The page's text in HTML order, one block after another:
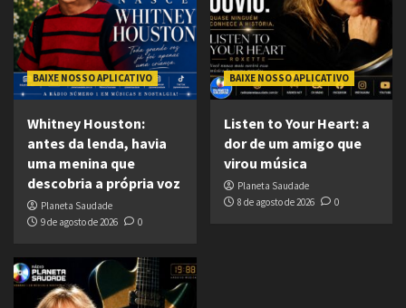
BAIXE NOSSO APLICATIVO
Whitney Houston:
antes da lenda, havia
uma menina que
descobria a própria voz
Planeta Saudade
9 de agosto de 2026
0
BAIXE NOSSO APLICATIVO
Listen to Your Heart: a
dor de um amigo que
virou música
Planeta Saudade
8 de agosto de 2026
0